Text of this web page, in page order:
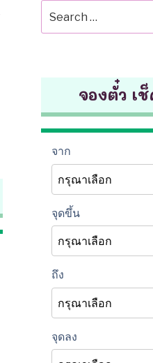
for:
จองตั๋ว เ